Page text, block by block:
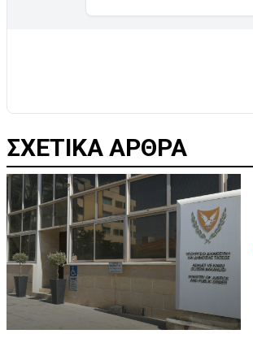
ΣΧΕΤΙΚΑ ΑΡΘΡΑ